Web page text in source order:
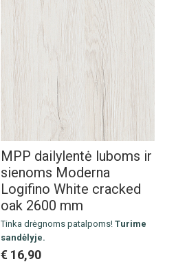
MPP dailylentė luboms ir
sienoms Moderna
Logifino White cracked
oak 2600 mm
Tinka drėgnoms patalpoms! Turime
sandėlyje.
Išmatavimai: 2600 x 190 x 10 mm
Pakuotė:
€ 16,90